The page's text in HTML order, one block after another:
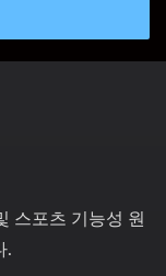
스포츠 기능성 원
.